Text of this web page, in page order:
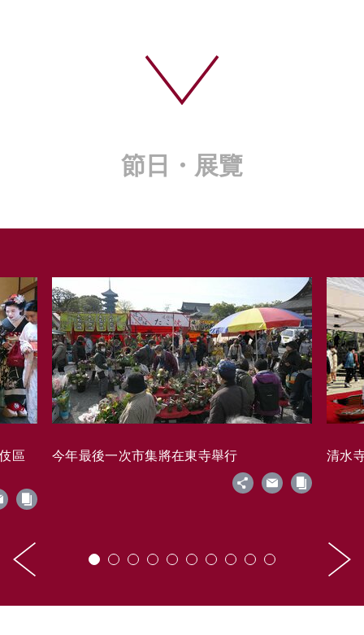
節日・展覽
區 今年最後一次市集將在東寺舉行 清水